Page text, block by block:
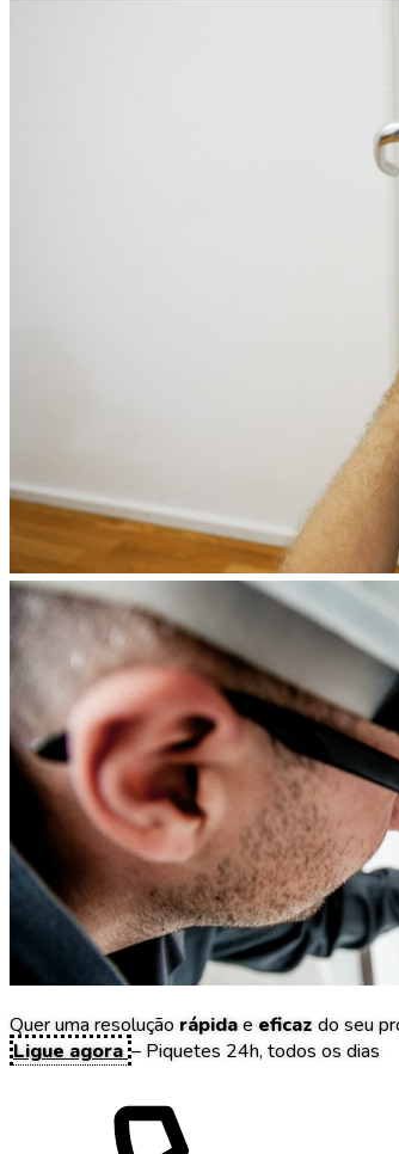
Quer uma resolução rápidae eficaz do seu
Ligue agora – Piquetes 24h, todos os dias